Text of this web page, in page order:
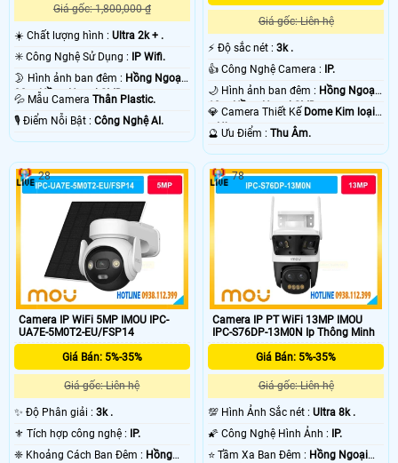
Giá gốc: 1,800,000 ₫
☀️ Chất lượng hình : Ultra 2k + .
✳️ Công Nghệ Sử Dụng :
IP Wifi.
🌛 Hình ảnh ban đêm : Hồng Ngoại
30m Hồng Ngoại SMD.
💦 Mẫu Camera Thân Plastic.
️🎙 Điểm Nỗi Bật : Công Nghệ AI.
Giá gốc: Liên hệ
️⚡ Độ sắc nét :3k .
👍 Công Nghệ Camera : IP.
🌙 Hình ảnh ban đêm : Hồng Ngoại
10m Hồng Ngoại SMD.
💎 Camera Thiết Kế Dome Kim loại
+ Nhựa.
️🔮 Ưu Điểm :Thu Âm.
Camera IP WiFi 5MP IMOU IPC-
UA7E-5M0T2-EU/FSP14
Giá Bán: 5%-35%
Giá gốc: Liên hệ
✨ Độ Phân giải : 3k .
⚜️ Tích hợp công nghệ :
IP.
❈ Khoảng Cách Ban Đêm : Hồng
28
Camera IP PT WiFi 13MP IMOU
IPC-S76DP-13M0N Ip Thông Minh
Giá Bán: 5%-35%
Giá gốc: Liên hệ
💯 Hình Ảnh Sắc nét :Ultra 8k .
🌠 Công Nghệ Hình Ảnh :
IP.
⭐ Tầm Xa Ban Đêm : Hồng Ngoại
78